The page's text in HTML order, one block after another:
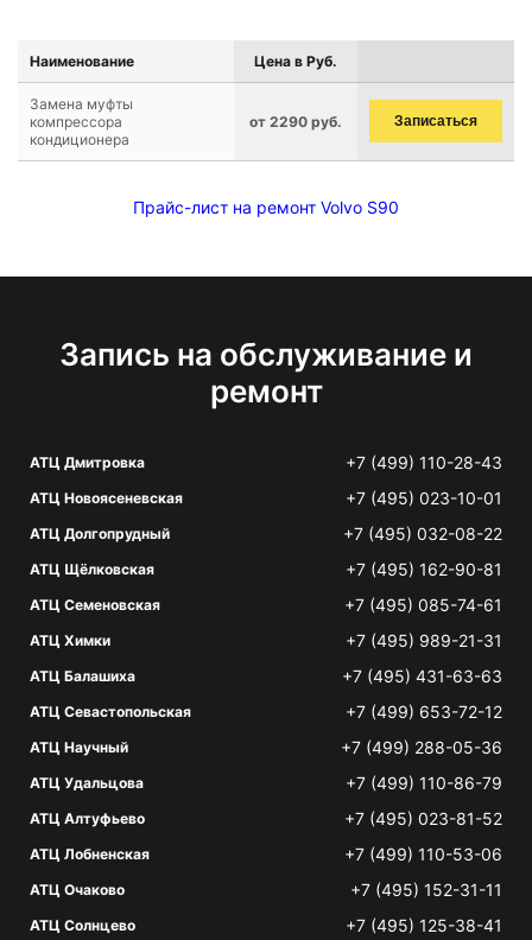
Наименование Цена в Руб.
Замена муфты
компрессора
кондиционера
от 2290 руб. Записаться
Прайс-лист на ремонт Volvo S90
Запись на обслуживание и
ремонт
АТЦ Дмитровка +7 (499) 110-28-43
АТЦ Новоясеневская +7 (495) 023-10-01
АТЦ Долгопрудный +7 (495) 032-08-22
АТЦ Щёлковская +7 (495) 162-90-81
АТЦ Семеновская +7 (495) 085-74-61
АТЦ Химки +7 (495) 989-21-31
АТЦ Балашиха +7 (495) 431-63-63
АТЦ Севастопольская +7 (499) 653-72-12
АТЦ Научный +7 (499) 288-05-36
АТЦ Удальцова +7 (499) 110-86-79
АТЦ Алтуфьево +7 (495) 023-81-52
АТЦ Лобненская +7 (499) 110-53-06
АТЦ Очаково +7 (495) 152-31-11
АТЦ Солнцево +7 (495) 125-38-41